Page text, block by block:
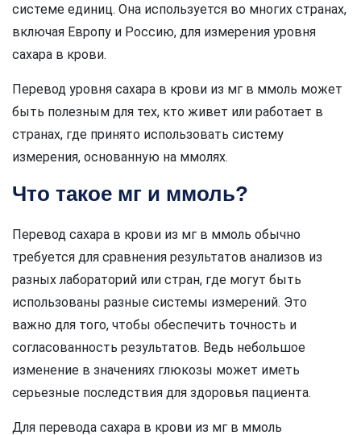
системе единиц. Она используется во многих странах,
включая Европу и Россию, для измерения уровня
сахара в крови.
Перевод уровня сахара в крови из мг в ммоль может
быть полезным для тех, кто живет или работает в
странах, где принято использовать систему
измерения, основанную на ммолях.
Что такое мг и ммоль?
Перевод сахара в крови из мг в ммоль обычно
требуется для сравнения результатов анализов из
разных лабораторий или стран, где могут быть
использованы разные системы измерений. Это
важно для того, чтобы обеспечить точность и
согласованность результатов. Ведь небольшое
изменение в значениях глюкозы может иметь
серьезные последствия для здоровья пациента.
Для перевода сахара в крови из мг в ммоль